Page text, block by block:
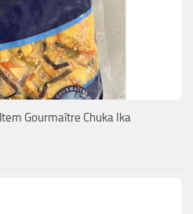
Gourmaître Chuka Ika